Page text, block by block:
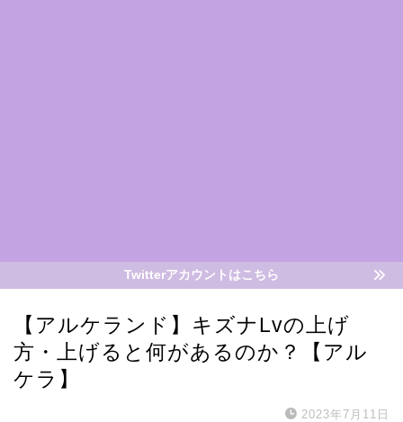
Twitterアカウントはこちら
【アルケランド】キズナLvの上げ
方・上げると何があるのか？【アル
ケラ】
2023年7月11日